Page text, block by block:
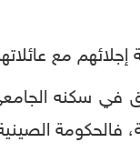
مع
سكنه
فالحكومة